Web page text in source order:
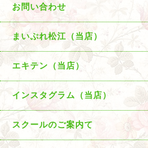
お問い合わせ
まいぷれ松江（当店）
エキテン（当店）
インスタグラム（当店）
スクールのご案内て